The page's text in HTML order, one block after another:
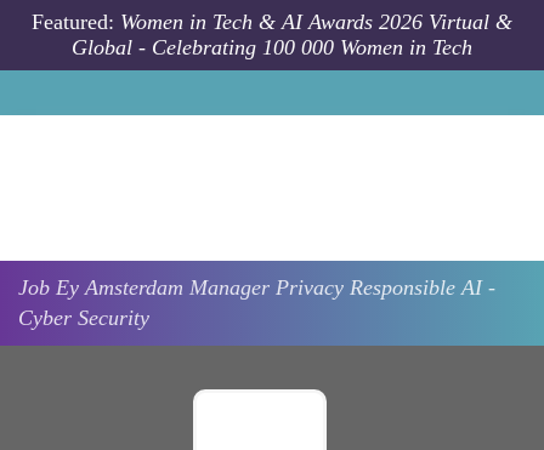
Skip to main content
Featured: Women in Tech & AI Awards 2026 Virtual &
Global - Celebrating 100 000 Women in Tech
Job EyAmsterdam Manager Privacy Responsible AI -
Cyber Security